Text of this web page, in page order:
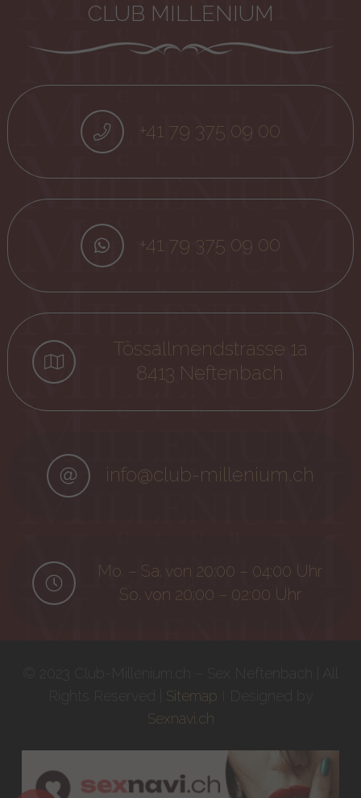
CLUB MILLENIUM
+41 79 375 09 00
+41 79 375 09 00
Tössallmendstrasse 1a
8413 Neftenbach
info@club-millenium.ch
Mo. – Sa. von 20:00 – 04:00 Uhr
So. von 20:00 – 02:00 Uhr
Sitemap
Sexnavi.ch